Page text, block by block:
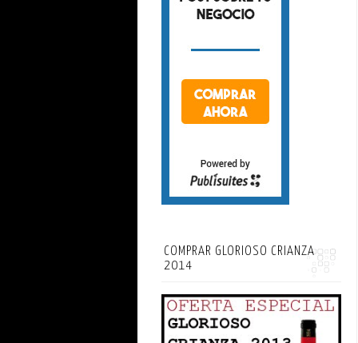
COMPRAR GLORIOSO CRIANZA
2014